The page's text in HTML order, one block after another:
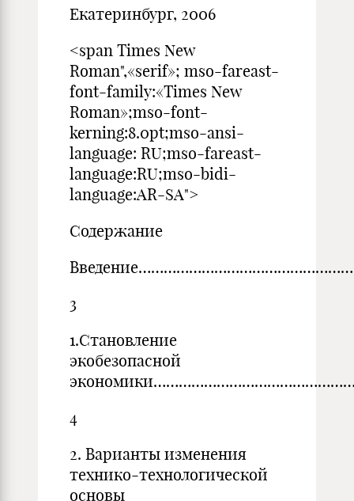
Екатеринбург, 2006
<span Times New
Roman",«serif»; mso-fareast-
font-family:«Times New
Roman»;mso-font-
kerning:8.0pt;mso-ansi-
language: RU;mso-fareast-
language:RU;mso-bidi-
language:AR-SA">
Содержание
3
1.Становление
экобезопасной
4
2. Варианты изменения
технико-технологической
основы